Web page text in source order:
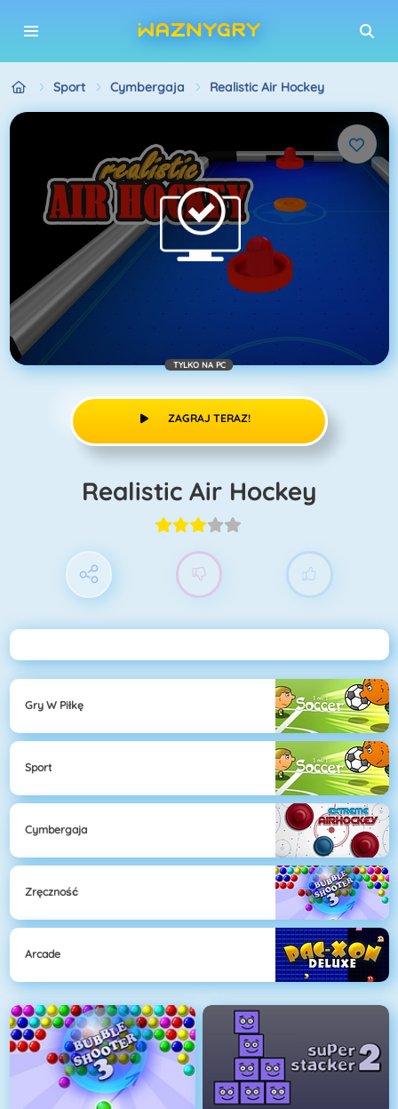
Sport Cymbergaja Realistic Air Hockey
TYLKO NA PC
ZAGRAJ TERAZ!
Realistic Air Hockey
Gry W Piłkę
Sport
Cymbergaja
Zręczność
Arcade